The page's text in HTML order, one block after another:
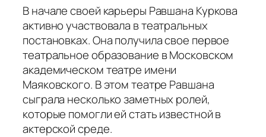
В начале своей карьеры Равшана Куркова
активно участвовала в театральных
постановках. Она получила свое первое
театральное образование в Московском
академическом театре имени
Маяковского. В этом театре Равшана
сыграла несколько заметных ролей,
которые помогли ей стать известной в
актерской среде.